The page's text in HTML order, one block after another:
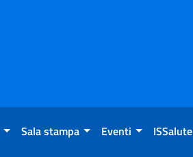
Sala stampa Eventi ISSalute